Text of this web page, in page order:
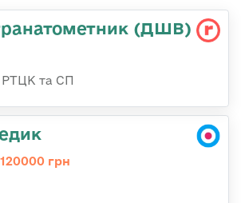
(ДШВ)
РТЦК та СП
грн